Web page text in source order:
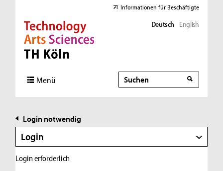
Direkt zur Hauptnavigation
Direkt zur Subnavigation
Direkt zum Inhalt
Direkt zum Fußbereich
Informationen für Beschäftigte
Deutsch English
Menü Suche
Suche
Login notwendig
Login
Login erforderlich